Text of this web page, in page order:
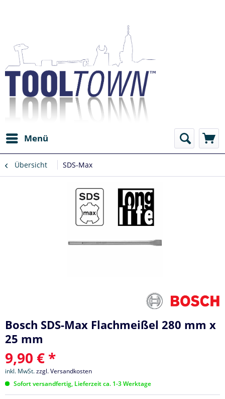
Menü
Übersicht SDS-Max
Bosch SDS-Max Flachmeißel 280 mm x
25 mm
9,90 € *
inkl. MwSt.zzgl. Versandkosten
Sofort versandfertig, Lieferzeit ca. 1-3 Werktage